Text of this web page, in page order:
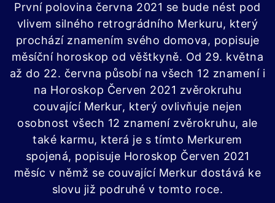
První polovina června 2021 se bude nést pod
vlivem silného retrográdního Merkuru, který
prochází znamením svého domova, popisuje
měsíční horoskop od věštkyně. Od 29. května
až do 22. června působí na všech 12 znamení i
na Horoskop Červen 2021 zvěrokruhu
couvající Merkur, který ovlivňuje nejen
osobnost všech 12 znamení zvěrokruhu, ale
také karmu, která je s tímto Merkurem
spojená, popisuje Horoskop Červen 2021
měsíc v němž se couvající Merkur dostává ke
slovu již podruhé v tomto roce.